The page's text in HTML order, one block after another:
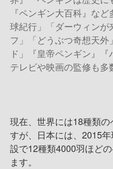
『ペンギン大百科』な
球紀行」「ダーウィンが
フ」「どうぶつ奇想天
ド」『皇帝ペンギン』
テレビや映画の監修も多
現在、世界には18種類
すが、日本には、2015
設で12種類4000羽ほど
ます。